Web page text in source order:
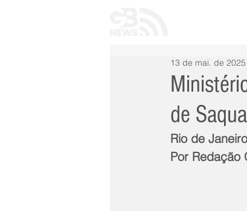
de
13 de mai. de 2025
Rio de
Por Redação